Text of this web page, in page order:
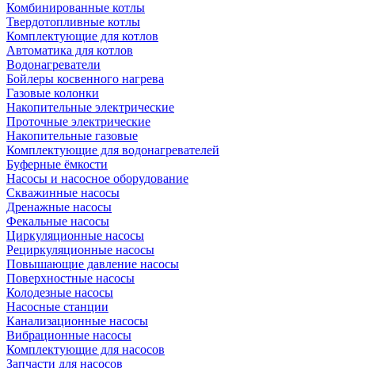
Комбинированные котлы
Твердотопливные котлы
Комплектующие для котлов
Автоматика для котлов
Водонагреватели
Бойлеры косвенного нагрева
Газовые колонки
Накопительные электрические
Проточные электрические
Накопительные газовые
Комплектующие для водонагревателей
Буферные ёмкости
Насосы и насосное оборудование
Скважинные насосы
Дренажные насосы
Фекальные насосы
Циркуляционные насосы
Рециркуляционные насосы
Повышающие давление насосы
Поверхностные насосы
Колодезные насосы
Насосные станции
Канализационные насосы
Вибрационные насосы
Комплектующие для насосов
Запчасти для насосов